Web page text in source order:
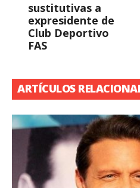
sustitutivas a
expresidente de
Club Deportivo
FAS
ARTÍCULOS